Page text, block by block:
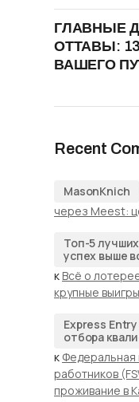
ГЛАВНЫЕ
ОТТАВЫ:
ВАШЕГО
Recent
MasonKnich
через Meest:
Топ-5
успех выше
к Всё о
крупные
Express
отбора
к Федеральная
работников
проживание в